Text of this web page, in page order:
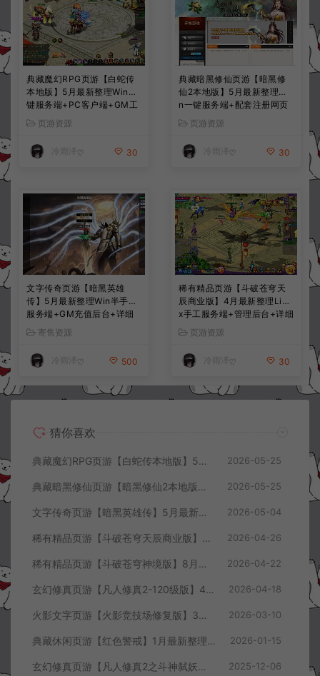
典藏魔幻RPG页游【白蛇传
本地版】5月最新整理Win一
键服务端+PC客户端+GM工
具+详细搭建教程
页游资源
冷雨泽ღ 30
典藏暗黑修仙页游【暗黑修
仙2本地版】5月最新整理Wi
n一键服务端+配套注册网页
+GM工具+PC客户端+详细
搭建教程
页游资源
冷雨泽ღ 30
文字传奇页游【暗黑英雄
传】5月最新整理Win半手工
服务端+GM充值后台+详细
搭建教程
寄售资源
冷雨泽ღ 500
稀有精品页游【斗破苍穹天
辰商业版】4月最新整理Linu
x手工服务端+管理后台+详细
外网搭建教程
页游资源
冷雨泽ღ 30
猜你喜欢
典藏魔幻RPG页游【白蛇传本地版】5月最新整理Win一键服务端+PC客户端+GM工具+详细搭建教程 2026-05-25
典藏暗黑修仙页游【暗黑修仙2本地版】5月最新整理Win一键服务端+配套注册网页+GM工具+PC客户端+详细搭建教程 2026-05-25
文字传奇页游【暗黑英雄传】5月最新整理Win半手工服务端+GM充值后台+详细搭建教程 2026-05-04
稀有精品页游【斗破苍穹天辰商业版】4月最新整理Linux手工服务端+管理后台+详细外网搭建教程 2026-04-26
稀有精品页游【斗破苍穹神境版】8月最新整理Linux手工服务端+管理后台+详细外网搭建教程 2026-04-22
玄幻修真页游【凡人修真2-120级版】4月最新整理Win一键服务端+GM工具+详细搭建教程 2026-04-18
火影文字页游【火影竞技场修复版】3月最新整理Linux手工服务端+Win一键服务端+管理后台+详细搭建教程 2026-03-10
典藏休闲页游【红色警戒】1月最新整理Linux手工服务端+Win一键服务端+解压即玩+简易安卓客户端+详细搭建教程 2026-01-15
玄幻修真页游【凡人修真2之斗神弑妖】12月最新整理Win一键服务端+GM工具+详细搭建教程 2025-12-06